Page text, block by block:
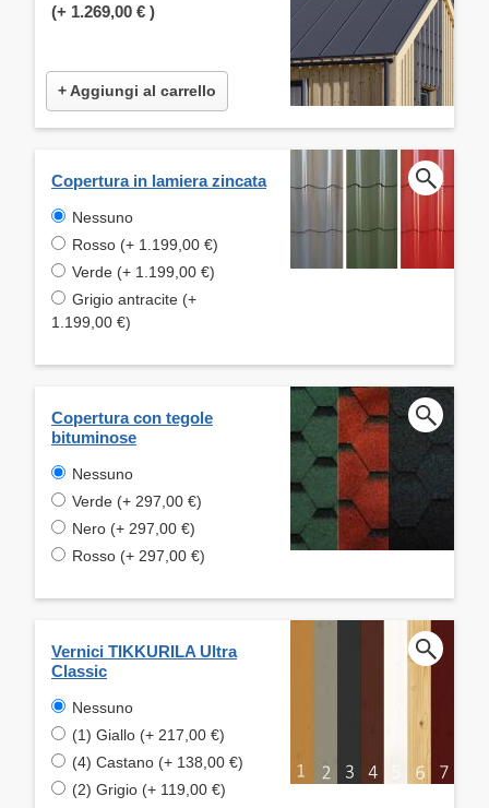
(+ 1.269,00 € )
+ Aggiungi al carrello
Copertura in lamiera zincata
Nessuno
Rosso (+ 1.199,00 €)
Verde (+ 1.199,00 €)
Grigio antracite (+
1.199,00 €)
Copertura con tegole
bituminose
Nessuno
Verde (+ 297,00 €)
Nero (+ 297,00 €)
Rosso (+ 297,00 €)
Vernici TIKKURILA Ultra
Classic
Nessuno
(1) Giallo (+ 217,00 €)
(4) Castano (+ 138,00 €)
(2) Grigio (+ 119,00 €)